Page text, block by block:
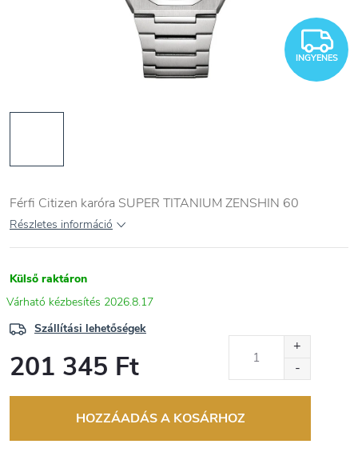
INGYENES
Férfi Citizen karóra SUPER TITANIUM ZENSHIN 60
Részletes információ
Külső raktáron
2026.8.17
Szállítási lehetőségek
201 345 Ft
HOZZÁADÁS A KOSÁRHOZ